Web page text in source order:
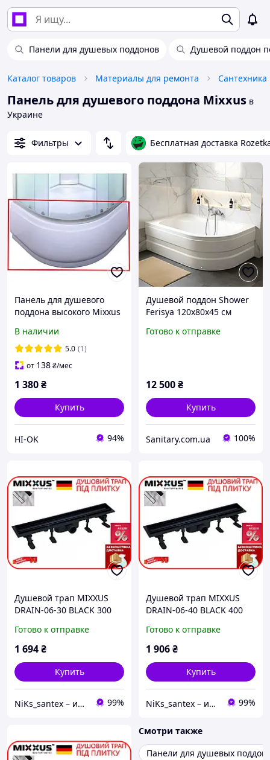
Панели для душевых поддонов Душевой поддон
Каталог товаров Материалы для ремонта Сантехника
Панель для душевого поддона Mixxus в
Украине
Фильтры Бесплатная доставка
Панель для душевого
поддона высокого Mixxus
полукруглого (MI8311)
В наличии
5.0 (1)
от 138₴/мес
1 380₴
Купить
HI-OK 94%
Душевой поддон Shower
Ferisya 120x80х45 см
для душа с передней
Готово к отправке
12 500₴
Купить
Sanitary.com.ua 100%
Душевой трап MIXXUS
DRAIN-06-30 BLACK 300
затвором пластиковый ,
черный
Готово к отправке
1 694₴
Купить
NiKs_santex – интернет-магазин сантехники 99%
Душевой трап MIXXUS
DRAIN-06-40 BLACK 400
затвором пластиковый ,
черный
Готово к отправке
1 906₴
Купить
NiKs_santex – интернет-магазин сантехники 99%
Смотри также
Панели для душевых